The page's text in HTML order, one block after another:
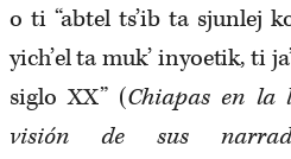
o ti “abtel ts’ib ta sjunlej
yich’el ta muk’ inyoetik, ti
siglo XX” (Chiapas en la
visión de sus